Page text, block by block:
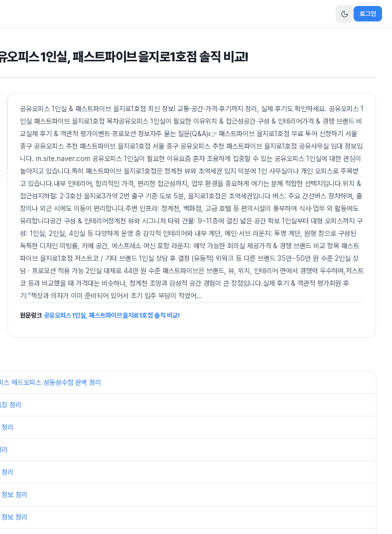
로그인
오피스 1인실, 패스트파이브 을지로1호점 솔직 비교!
공유오피스 1인실 & 패스트파이브 을지로1호점 최신 정보! 교통·공간·가격·후기까지 정리, 실제 후기도 확인하세요. 공유오피스 1
인실 패스트파이브 을지로1호점 목차공유오피스 1인실이 필요한 이유위치 & 접근성공간 구성 & 인테리어가격 & 경쟁 브랜드 비
교실제 후기 & 객관적 평가이벤트·프로모션 정보자주 묻는 질문(Q&A)👉 패스트파이브 을지로1호점 무료 투어 신청하기 서울
중구 공유오피스 추천 패스트파이브 을지로1호점 서울 중구 공유오피스 추천 패스트파이브 을지로1호점 공유사무실 임대 정보입
니다. m.site.naver.com 공유오피스 1인실이 필요한 이유요즘 혼자 조용하게 집중할 수 있는 공유오피스 1인실에 대한 관심이
높아지고 있습니다.특히 패스트파이브 을지로1호점은 청계천 뷰와 초역세권 입지 덕분에 1인 사무실이나 개인 오피스로 주목받
고 있습니다.내부 인테리어, 합리적인 가격, 편리한 접근성까지, 업무 환경을 중요하게 여기는 분께 적합한 선택지입니다.위치 &
접근성지하철: 2·3호선 을지로3가역 2번 출구 기준 도보 5분, 을지로1호점은 초역세권입니다 버스: 주요 간선버스 정차하며, 출
장이나 외근 시에도 이동이 편리합니다.주변 인프라: 청계천, 백화점, 고급 호텔 등 편의시설이 풍부하여 식사·업무 외 활동에도
유리합니다공간 구성 & 인테리어청계천 뷰와 시그니처 타워 건물: 9~11층에 걸친 넓은 공간 확보 1인실부터 대형 오피스까지 구
성: 1인실, 2인실, 4인실 등 다양하게 운영 중 감각적 인테리어와 내부 계단, 메인·서브 라운지: 투명 계단, 원형 창으로 구성된
독특한 디자인 미팅룸, 카페 공간, 에스프레소 머신 포함 라운지: 예약 가능한 회의실 제공가격 & 경쟁 브랜드 비교 항목 패스트
파이브 을지로1호점 저스트코 / 기타 브랜드 1인실 상담 후 결정 (유동적) 위워크 등 다른 브랜드 35만~50만 원 수준 2인실 상
담 · 프로모션 적용 가능 2인실 대체로 44만 원 수준 패스트파이브은 브랜드, 뷰, 위치, 인테리어 면에서 경쟁력 우수하며,저스트
코 등과 비교했을 때 가격대는 비슷하나, 청계천 조망과 감성적 공간 경험이 큰 장점입니다.실제 후기 & 객관적 평가회원 후
기:“책상과 의자가 이미 준비되어 있어서 초기 입주 부담이 적었어...
원문링크 공유오피스 1인실, 패스트파이브 을지로1호점 솔직 비교!
헤드오피스 성동성수점 완벽 정리
정리
리
리
보 정리
보 정리